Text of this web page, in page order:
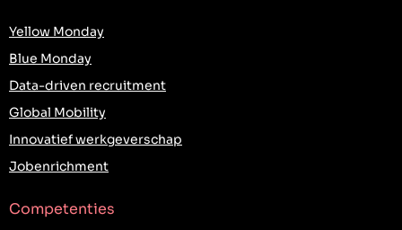
Yellow Monday
Blue Monday
Data-driven recruitment
Global Mobility
Innovatief werkgeverschap
Jobenrichment
Competenties